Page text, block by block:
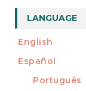
LANGUAGE
English
Español
Português